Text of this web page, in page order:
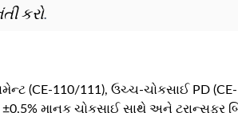
કરો.
(CE-110/111), ઉચ્ચ-ચોકસાઈ PD
માનક ચોકસાઈ સાથે અને ટ્રાન્સફર